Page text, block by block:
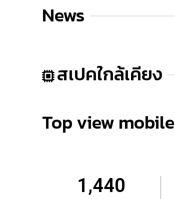
News
สเปคใกล้เคียง
Top view mobile
1,440